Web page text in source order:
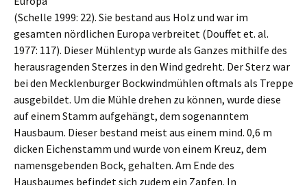
(Schelle 1999: 22). Sie bestand aus Holz und war im
gesamten nördlichen Europa verbreitet (Douffet et. al.
1977: 117). Dieser Mühlentyp wurde als Ganzes mithilfe des
herausragenden Sterzes in den Wind gedreht. Der Sterz war
bei den Mecklenburger Bockwindmühlen oftmals als Treppe
ausgebildet. Um die Mühle drehen zu können, wurde diese
auf einem Stamm aufgehängt, dem sogenanntem
Hausbaum. Dieser bestand meist aus einem mind. 0,6 m
dicken Eichenstamm und wurde von einem Kreuz, dem
namensgebenden Bock, gehalten. Am Ende des
Hausbaumes befindet sich zudem ein Zapfen. In